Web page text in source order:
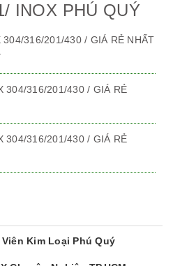
INOX PHÚ QUÝ
304/316/201/430 / GIÁ RẺ NHẤT
304/316/201/430 / GIÁ RẺ
304/316/201/430 / GIÁ RẺ
Kim Loại Phú Quý